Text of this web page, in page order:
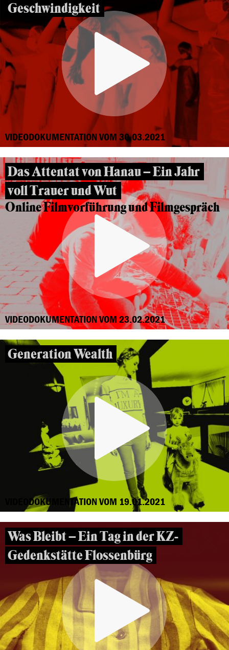
Geschwindigkeit
VIDEODOKUMENTATION VOM 30.03.2021
Das Attentat von Hanau – Ein Jahr
voll Trauer und Wut
Online Filmvorführung und Filmgespräch
VIDEODOKUMENTATION VOM 23.02.2021
Generation Wealth
VIDEODOKUMENTATION VOM 19.01.2021
Was Bleibt – Ein Tag in der KZ-
Gedenkstätte Flossenbürg